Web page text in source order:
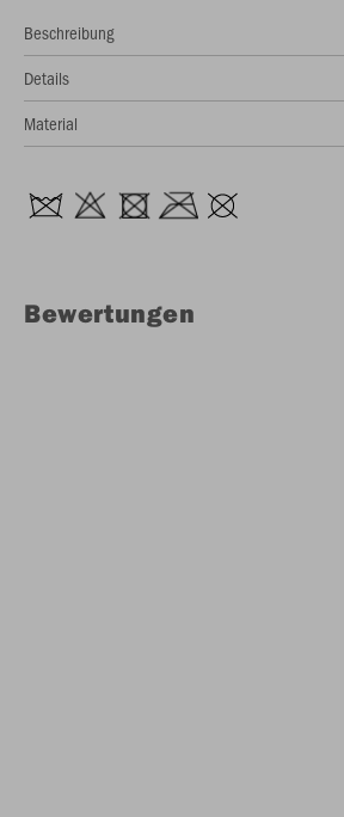
Beschreibung
Details
Material
Bewertungen